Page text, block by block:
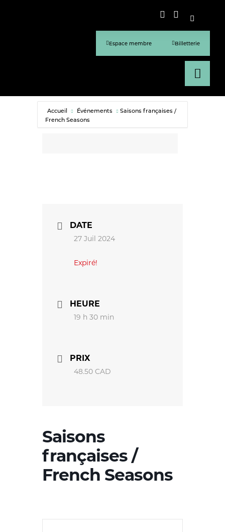
Espace membre Billetterie
Accueil Événements
Saisons françaises /
French Seasons
DATE
27 Juil 2024
Expiré!
HEURE
19 h 30 min
PRIX
48.50 CAD
Saisons
françaises /
French Seasons